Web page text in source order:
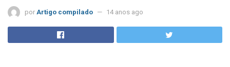
por Artigo compilado 14 anos ago